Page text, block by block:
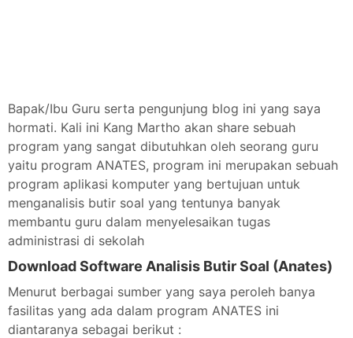
Bapak/Ibu Guru serta pengunjung blog ini yang saya
hormati. Kali ini Kang Martho akan share sebuah
program yang sangat dibutuhkan oleh seorang guru
yaitu program ANATES, program ini merupakan sebuah
program aplikasi komputer yang bertujuan untuk
menganalisis butir soal yang tentunya banyak
membantu guru dalam menyelesaikan tugas
administrasi di sekolah
Download Software Analisis Butir Soal (Anates)
Menurut berbagai sumber yang saya peroleh banya
fasilitas yang ada dalam program ANATES ini
diantaranya sebagai berikut :